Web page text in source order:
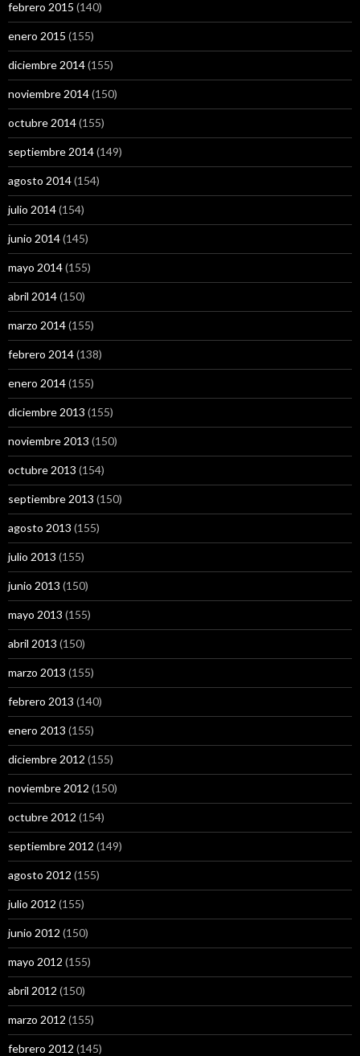
febrero 2015 (140)
enero 2015 (155)
diciembre 2014(155)
noviembre 2014(150)
octubre 2014(155)
septiembre 2014(149)
agosto 2014(154)
julio 2014(154)
junio 2014(145)
mayo 2014(155)
abril 2014(150)
marzo 2014(155)
febrero 2014(138)
enero 2014(155)
diciembre 2013 (155)
noviembre 2013 (150)
octubre 2013 (154)
septiembre 2013 (150)
agosto 2013 (155)
julio 2013 (155)
junio 2013 (150)
mayo 2013 (155)
abril 2013 (150)
marzo 2013 (155)
febrero 2013 (140)
enero 2013 (155)
diciembre 2012 (155)
noviembre 2012 (150)
octubre 2012 (154)
septiembre 2012 (149)
agosto 2012 (155)
julio 2012 (155)
junio 2012 (150)
mayo 2012 (155)
abril 2012 (150)
marzo 2012 (155)
febrero 2012 (145)